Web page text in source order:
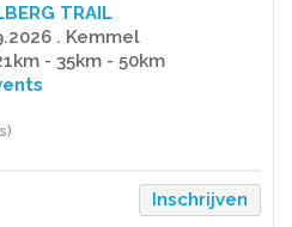
TRAIL
. Kemmel
- 35km - 50km
Inschrijven